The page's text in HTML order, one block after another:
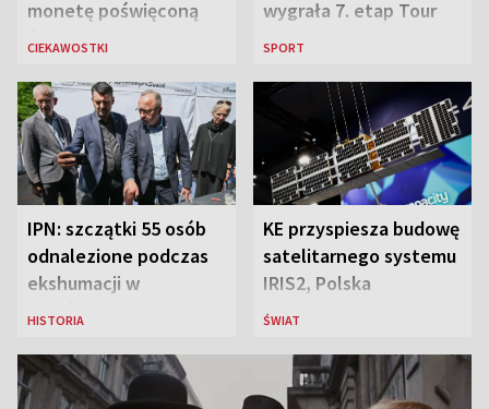
monetę poświęconą
św. Janowi Pawłowi II
CIEKAWOSTKI
wygrała 7. etap Tour
de France i została
SPORT
IPN: szczątki 55 osób
odnalezione podczas
ekshumacji w
HISTORIA
KE przyspiesza budowę
satelitarnego systemu
IRIS2, Polska
przeznaczy 656 mln
ŚWIAT